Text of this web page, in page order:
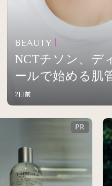
BEAUTY
NCTチソン、デ
ールで始める肌
2日前